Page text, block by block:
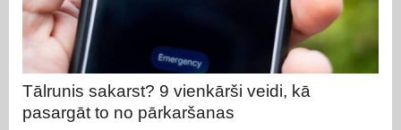
Tālrunis sakarst? 9 vienkārši veidi, kā
pasargāt to no pārkaršanas